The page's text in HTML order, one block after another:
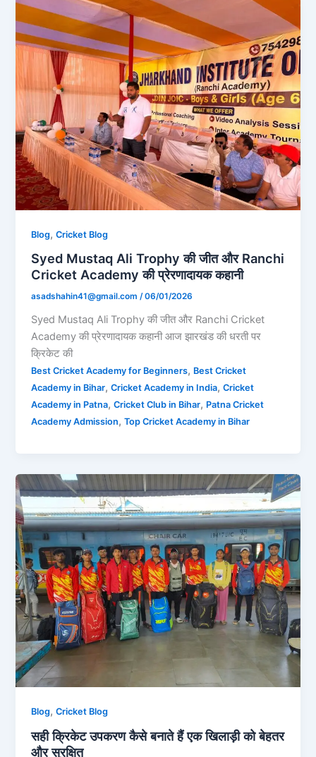
Blog,Cricket Blog
Syed Mustaq Ali Trophy की जीत और Ranchi
Cricket Academy की प्रेरणादायक कहानी
asadshahin41@gmail.com/06/01/2026
Syed Mustaq Ali Trophy की जीत और Ranchi Cricket
Academy की प्रेरणादायक कहानी आज झारखंड की धरती पर
क्रिकेट की
Best Cricket Academy for Beginners, Best Cricket
Academy in Bihar,Cricket Academy in India,Cricket
Academy in Patna,Cricket Club in Bihar, Patna Cricket
Academy Admission,Top Cricket Academy in Bihar
Blog,Cricket Blog
सही क्रिकेट उपकरण कैसे बनाते हैं एक खिलाड़ी को बेहतर
और सुरक्षित